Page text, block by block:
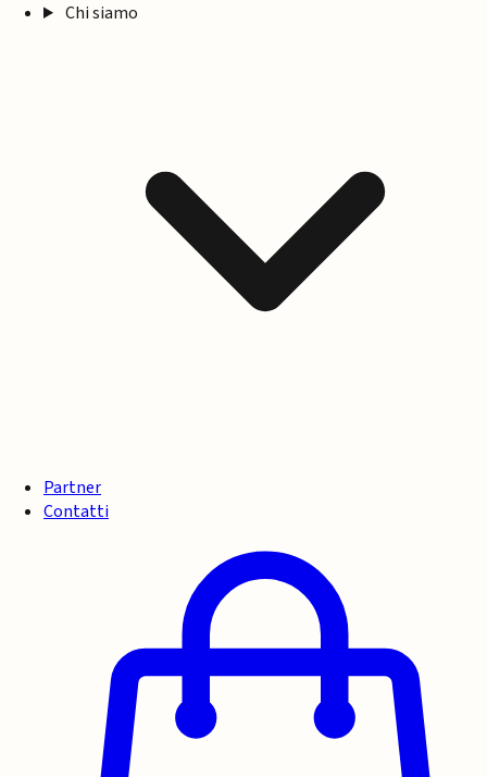
Chi siamo
Partner
Contatti